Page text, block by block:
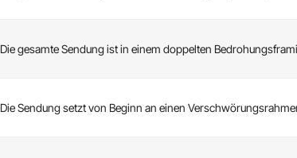
Die gesamte Sendung ist in einem doppelten
Die Sendung setzt von Beginn an einen